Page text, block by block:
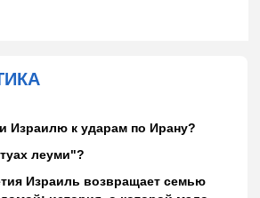
Израилю к ударам по Ирану?
леуми"?
Израиль возвращает семью